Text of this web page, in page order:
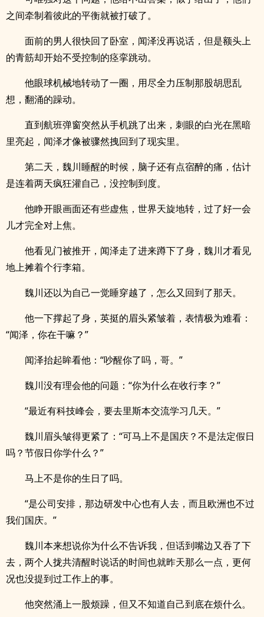
之间牵制着彼此的平衡就被打破了。
面前的男人很快回了卧室，闻泽没再说话，但是额头上
的青筋却开始不受控制的痉挛跳动。
他眼球机械地转动了一圈，用尽全力压制那股胡思乱
想，翻涌的躁动。
直到航班弹窗突然从手机跳了出来，刺眼的白光在黑暗
里亮起，闻泽才像被骤然拽回到了现实里。
第二天，魏川睡醒的时候，脑子还有点宿醉的痛，估计
是连着两天疯狂灌自己，没控制到度。
他睁开眼画面还有些虚焦，世界天旋地转，过了好一会
儿才完全对上焦。
他看见门被推开，闻泽走了进来蹲下了身，魏川才看见
地上摊着个行李箱。
魏川还以为自己一觉睡穿越了，怎么又回到了那天。
他一下撑起了身，英挺的眉头紧皱着，表情极为难看：
“闻泽，你在干嘛？”
闻泽抬起眸看他：“吵醒你了吗，哥。”
魏川没有理会他的问题：“你为什么在收行李？”
“最近有科技峰会，要去里斯本交流学习几天。”
魏川眉头皱得更紧了：“可马上不是国庆？不是法定假日
吗？节假日你学什么？”
马上不是你的生日了吗。
“是公司安排，那边研发中心也有人去，而且欧洲也不过
我们国庆。”
魏川本来想说你为什么不告诉我，但话到嘴边又吞了下
去，两个人拢共清醒时说话的时间也就昨天那么一点，更何
况也没提到过工作上的事。
他突然涌上一股烦躁，但又不知道自己到底在烦什么。